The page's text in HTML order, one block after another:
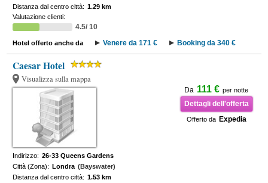
Distanza dal centro città: 1.29 km
Valutazione clienti:
4.5/ 10
Hotel offerto anche da Venere da 171 € Booking da 340 €
Caesar Hotel
Visualizza sulla mappa
Da 111 € per notte
Dettagli dell'offerta
Offerto da Expedia
Indirizzo: 26-33 Queens Gardens
Città (Zona): Londra (Bayswater)
Distanza dal centro città: 1.53 km